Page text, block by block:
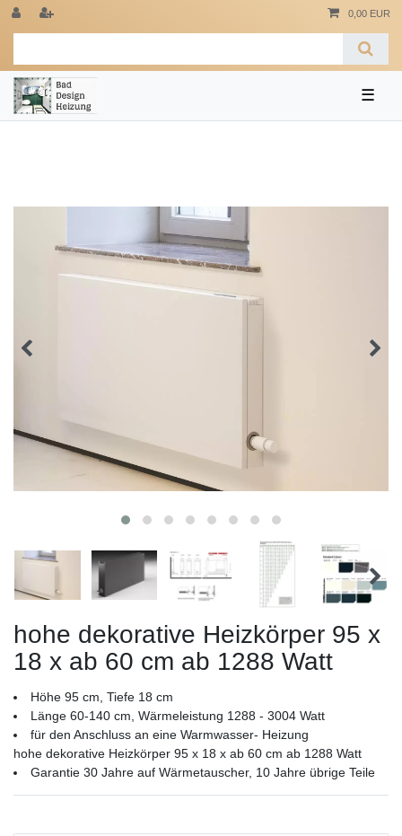
0,00 EUR
☰
hohe dekorative Heizkörper 95 x
18 x ab 60 cm ab 1288 Watt
Höhe 95 cm, Tiefe 18 cm
Länge 60-140 cm, Wärmeleistung 1288 - 3004 Watt
für den Anschluss an eine Warmwasser- Heizung
hohe dekorative Heizkörper 95 x 18 x ab 60 cm ab 1288 Watt
Garantie 30 Jahre auf Wärmetauscher, 10 Jahre übrige Teile